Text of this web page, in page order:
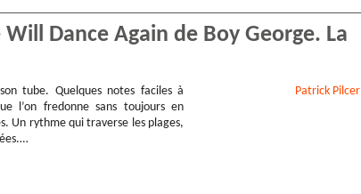
Dance Again de Boy George. La
tube. Quelques notes faciles à
l’on fredonne sans toujours en
Un rythme qui traverse les plages,
Patrick Pilcer